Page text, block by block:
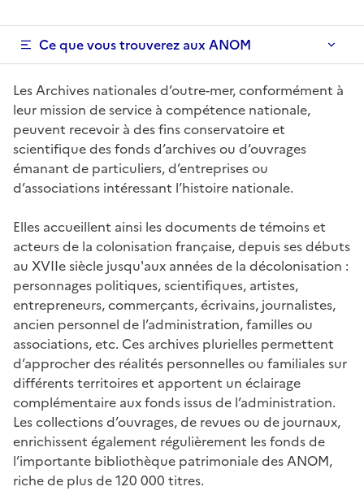
Ce que vous trouverez aux ANOM
Les Archives nationales d’outre-mer, conformément à
leur mission de service à compétence nationale,
peuvent recevoir à des fins conservatoire et
scientifique des fonds d’archives ou d’ouvrages
émanant de particuliers, d’entreprises ou
d’associations intéressant l’histoire nationale.
Elles accueillent ainsi les documents de témoins et
acteurs de la colonisation française, depuis ses débuts
au XVIIe siècle jusqu'aux années de la décolonisation :
personnages politiques, scientifiques, artistes,
entrepreneurs, commerçants, écrivains, journalistes,
ancien personnel de l’administration, familles ou
associations, etc. Ces archives plurielles permettent
d’approcher des réalités personnelles ou familiales sur
différents territoires et apportent un éclairage
complémentaire aux fonds issus de l’administration.
Les collections d’ouvrages, de revues ou de journaux,
enrichissent également régulièrement les fonds de
l’importante bibliothèque patrimoniale des ANOM,
riche de plus de 120 000 titres.